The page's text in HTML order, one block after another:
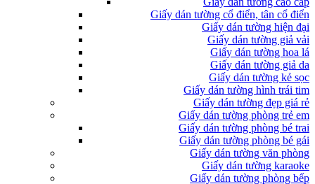
Giấy dán tường cổ điển, tân cổ điển
Giấy dán tường hiện đại
Giấy dán tường giả vải
Giấy dán tường hoa lá
Giấy dán tường giả da
Giấy dán tường kẻ sọc
Giấy dán tường hình trái tim
Giấy dán tường đẹp giá rẻ
Giấy dán tường phòng trẻ em
Giấy dán tường phòng bé trai
Giấy dán tường phòng bé gái
Giấy dán tường văn phòng
Giấy dán tường karaoke
Giấy dán tường phòng bếp